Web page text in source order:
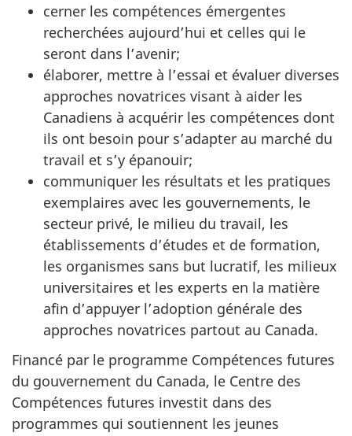
cerner les compétences émergentes
recherchées aujourd’hui et celles qui le
seront dans l’avenir;
élaborer, mettre à l’essai et évaluer diverses
approches novatrices visant à aider les
Canadiens à acquérir les compétences dont
ils ont besoin pour s’adapter au marché du
travail et s’y épanouir;
communiquer les résultats et les pratiques
exemplaires avec les gouvernements, le
secteur privé, le milieu du travail, les
établissements d’études et de formation,
les organismes sans but lucratif, les milieux
universitaires et les experts en la matière
afin d’appuyer l’adoption générale des
approches novatrices partout au Canada.
Financé par le programme Compétences futures
du gouvernement du Canada, le Centre des
Compétences futures investit dans des
programmes qui soutiennent les jeunes